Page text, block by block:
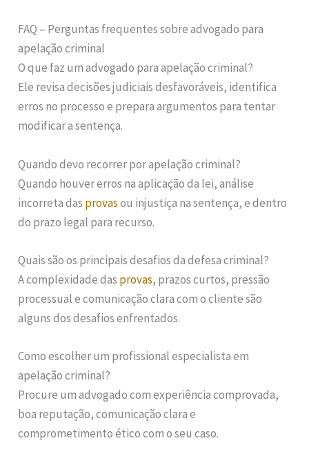
FAQ – Perguntas frequentes sobre advogado para
apelação criminal
O que faz um advogado para apelação criminal?
Ele revisa decisões judiciais desfavoráveis, identifica
erros no processo e prepara argumentos para tentar
modificar a sentença.
Quando devo recorrer por apelação criminal?
Quando houver erros na aplicação da lei, análise
incorreta das provasou injustiça na sentença, e dentro
do prazo legal para recurso.
Quais são os principais desafios da defesa criminal?
A complexidade das provas, prazos curtos, pressão
processual e comunicação clara com o cliente são
alguns dos desafios enfrentados.
Como escolher um profissional especialista em
apelação criminal?
Procure um advogado com experiência comprovada,
boa reputação, comunicação clara e
comprometimento ético com o seu caso.